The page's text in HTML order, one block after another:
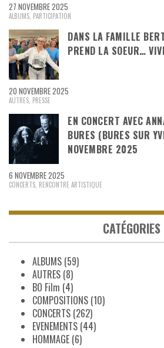
27 NOVEMBRE 2025
ALBUMS, PARTICIPATION
DANS LA FAMILLE
PREND LA SOEUR…
20 NOVEMBRE 2025
AUTRES, PRESSE
EN CONCERT AVEC
BURES (BURES SUR
NOVEMBRE 2025
6 NOVEMBRE 2025
CONCERTS, RENCONTRE ARTISTIQUE
CATÉGORIES
ALBUMS (59)
AUTRES (8)
BO Film (4)
COMPOSITIONS (10)
CONCERTS (262)
EVENEMENTS (44)
HOMMAGE (6)